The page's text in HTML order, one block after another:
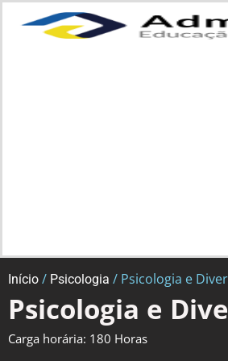
Início / Psicologia / Psicologia e
Psicologia e
Carga horária: 180 Horas